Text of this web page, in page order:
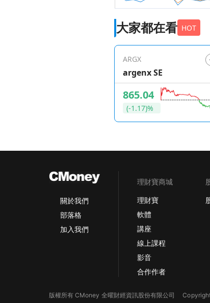
大家都在看 HOT
ARGX
argenx SE
865.04
(-1.17)%
關於我們
部落格
加入我們
理財寶商城
理財寶
軟體
講座
線上課程
影音
合作作者
版權所有 CMoney 全曜財經資訊股份有限公司